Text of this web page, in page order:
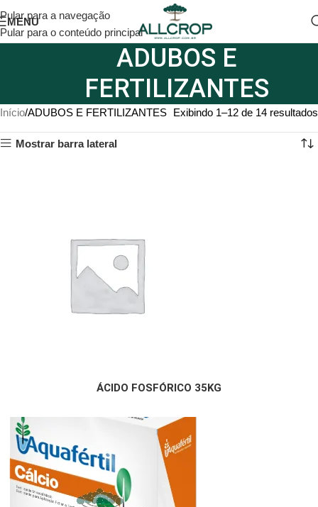
Pular para a navegação
Pular para o conteúdo principal
MENU
ADUBOS E
FERTILIZANTES
Início ADUBOS E FERTILIZANTES Exibindo 1–12 de 14 resultados
Mostrar barra lateral
ÁCIDO FOSFÓRICO 35KG